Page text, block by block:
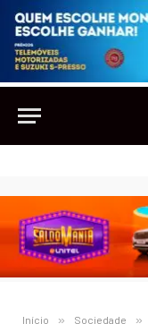
Início » Sociedade »